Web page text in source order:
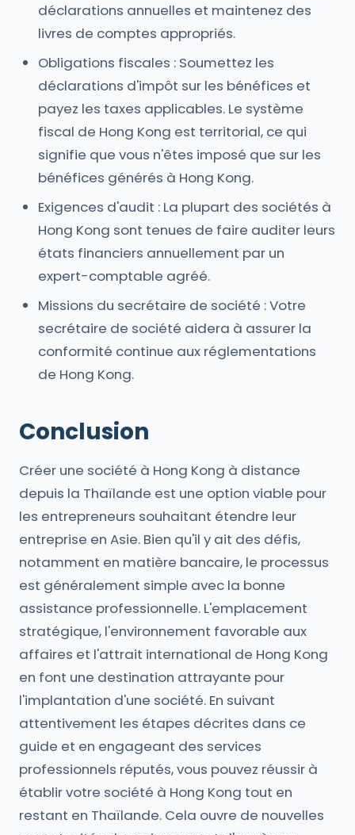
déclarations annuelles et maintenez des
livres de comptes appropriés.
Obligations fiscales : Soumettez les
déclarations d'impôt sur les bénéfices et
payez les taxes applicables. Le système
fiscal de Hong Kong est territorial, ce qui
signifie que vous n'êtes imposé que sur les
bénéfices générés à Hong Kong.
Exigences d'audit : La plupart des sociétés à
Hong Kong sont tenues de faire auditer leurs
états financiers annuellement par un
expert-comptable agréé.
Missions du secrétaire de société : Votre
secrétaire de société aidera à assurer la
conformité continue aux réglementations
de Hong Kong.
Conclusion
Créer une société à Hong Kong à distance
depuis la Thaïlande est une option viable pour
les entrepreneurs souhaitant étendre leur
entreprise en Asie. Bien qu'il y ait des défis,
notamment en matière bancaire, le processus
est généralement simple avec la bonne
assistance professionnelle. L'emplacement
stratégique, l'environnement favorable aux
affaires et l'attrait international de Hong Kong
en font une destination attrayante pour
l'implantation d'une société. En suivant
attentivement les étapes décrites dans ce
guide et en engageant des services
professionnels réputés, vous pouvez réussir à
établir votre société à Hong Kong tout en
restant en Thaïlande. Cela ouvre de nouvelles